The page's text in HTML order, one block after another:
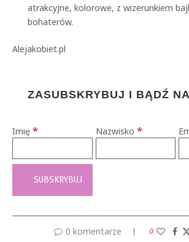
atrakcyjne, kolorowe, z wizerunkiem
bohaterów.
Alejakobiet.pl
ZASUBSKRYBUJ I BĄDŹ
Imię * Nazwisko *
0 komentarze 0